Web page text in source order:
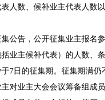
数、候补业主代表人数
告，公开征集业主报名
业主候补代表）的人数、
的征集期。征集期满仍
业主大会会议筹备组成员